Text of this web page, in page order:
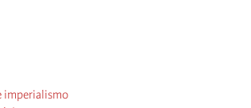
imperialismo